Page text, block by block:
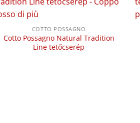
COTTO POSSAGNO
Cotto Possagno Natural Tradition
Line tetőcserép